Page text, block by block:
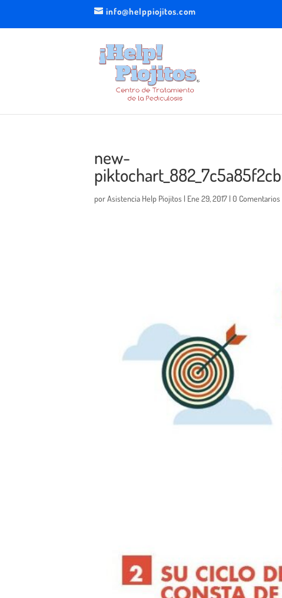
info@helppiojitos.com
new-
porAsistencia Help Piojitos | Ene 29, 2017 | 0 Comentarios